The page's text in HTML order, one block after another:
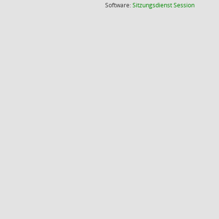
Software:SitzungsdienstSession(Wird in